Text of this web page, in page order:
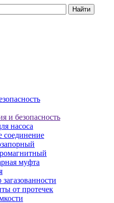
и безопасность
насоса
муфта
от протечек